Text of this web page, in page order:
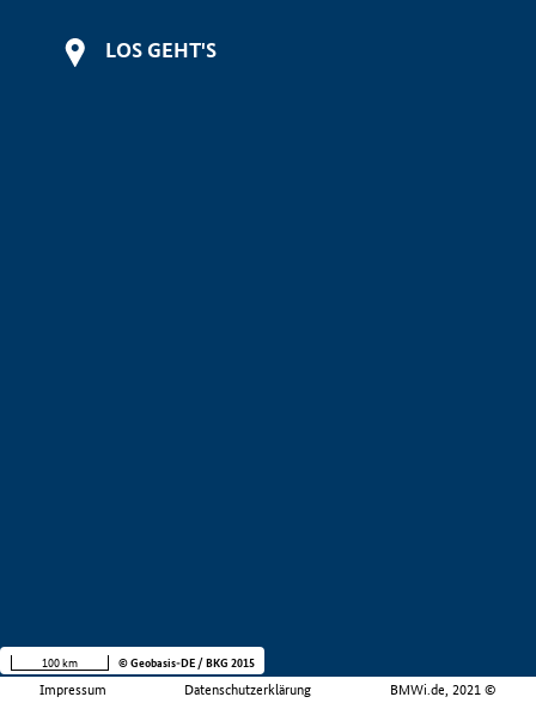
LOS GEHT'S
Impressum Datenschutzerklärung BMWi.de, 2021 ©
100 km © Geobasis-DE / BKG 2015